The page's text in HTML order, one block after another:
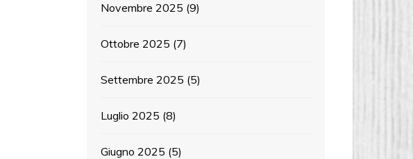
Novembre 2025 (9)
Ottobre 2025 (7)
Settembre 2025 (5)
Luglio 2025 (8)
Giugno 2025 (5)